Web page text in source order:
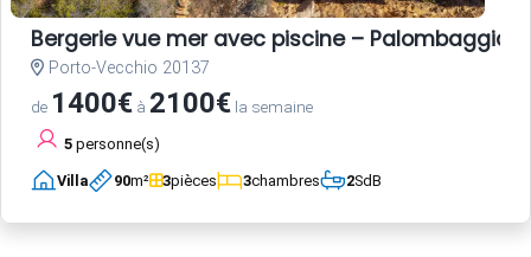
Bergerie vue mer avec piscine – Palombaggia,
Porto-Vecchio 20137
de 1400€ à 2100€ la semaine
5 personne(s)
Villa 90m² 3pièces 3chambres 2SdB